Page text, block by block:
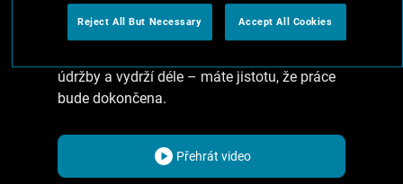
údržby a vydrží déle – máte jistotu, že práce
bude dokončena.
Přehrát video
Reject All But Necessary Accept All Cookies